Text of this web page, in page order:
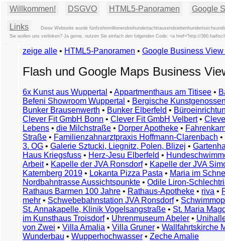
Willkommen! DSGVO HTML5-Panoramen Google
Links
Diese Webseite wurde
Sie wollen uns verlinken? Ja gerne, nutzen Sie einfach den folgenden Code: <a href="http://
zeige alle • HTML5-Panoramen • Google Business
Flash und Google Maps Business
6x Kunst aus Wuppertal • Appartmenthaus am Titisee •
Befeni Showroom Wuppertal • Bergische
Bunker Brausenwerth • Bunker Elberfeld •
Clever Fit GmbH Bonn • Clever Fit GmbH Velbert•
Lebens • die Milchstraße • Dorper Apotheke •
Straße • Familienzahnarztpraxis Hoffmann-Clarenbach •
3. OG • Galerie Sztucki, Liegnitz, Polen, Blizej •
Haus Kriegsfuss • Herz-Jesu Elberfeld •
Arbeit• Kapelle der JVA Ronsdorf• Kapelle der JVA
Katernberg 2019 • Lokanta Pizza Pasta • Maria im
Nordbahntrasse Aussichtspunkte • Odile Liron-
Rathaus Barmen 100 Jahre • Rathaus-Apotheke • riva •
mehr • Schwebebahnstation JVA Ronsdorf•
St. Annakapelle, Klinik Vogelsangstraße • St. Maria
im Kunsthaus Troisdorf• Uhrenmuseum Abeler •
von Zwei • Villa Amalia • Villa Gruner • Wallfahrtskirche
Wunderbau • Wupperhochwasser • Zeche Amalie